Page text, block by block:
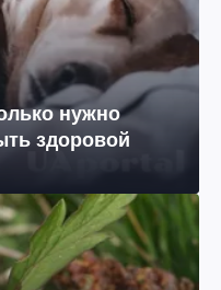
нужно
здоровой